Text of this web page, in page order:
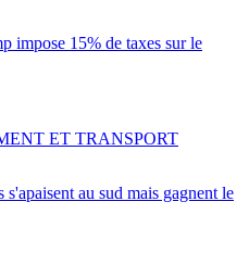
impose 15% de taxes sur le
au sud mais gagnent le
ET TRANSPORT